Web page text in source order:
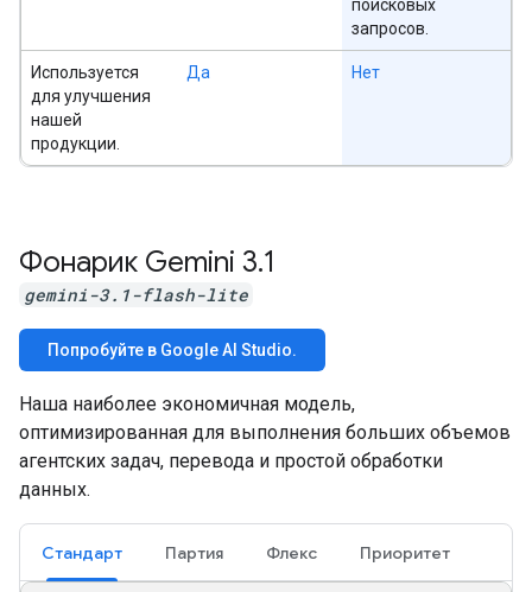
поисковых
запросов.
Используется
для улучшения
нашей
продукции.
Да Нет
Фонарик Gemini 3.1
gemini-3.1-flash-lite
Попробуйте в Google AI Studio.
Наша наиболее экономичная модель,
оптимизированная для выполнения больших объемов
агентских задач, перевода и простой обработки
данных.
Стандарт Партия Флекс Приоритет